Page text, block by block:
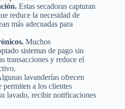
Estas secadoras capturan
reduce la necesidad de
más adecuadas para
Muchos
sistemas de pago sin
transacciones y reduce el
lavanderías ofrecen
permiten a los clientes
lavado, recibir notificaciones